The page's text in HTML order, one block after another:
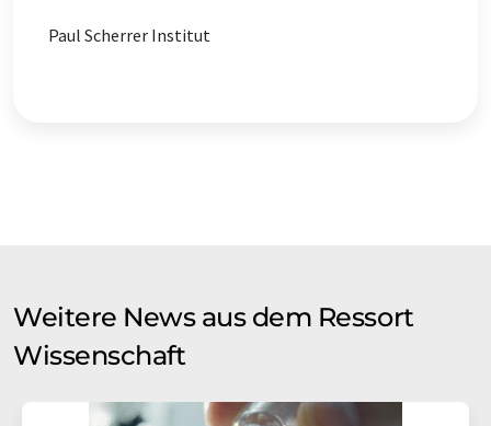
Paul Scherrer Institut
Weitere News aus dem Ressort
Wissenschaft